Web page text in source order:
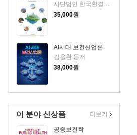
사단법인 한국환경보건학회 저
35,000원
AI시대 보건산업론
김용환 등저
38,000원
이 분야 신상품
공중보건학
더보기